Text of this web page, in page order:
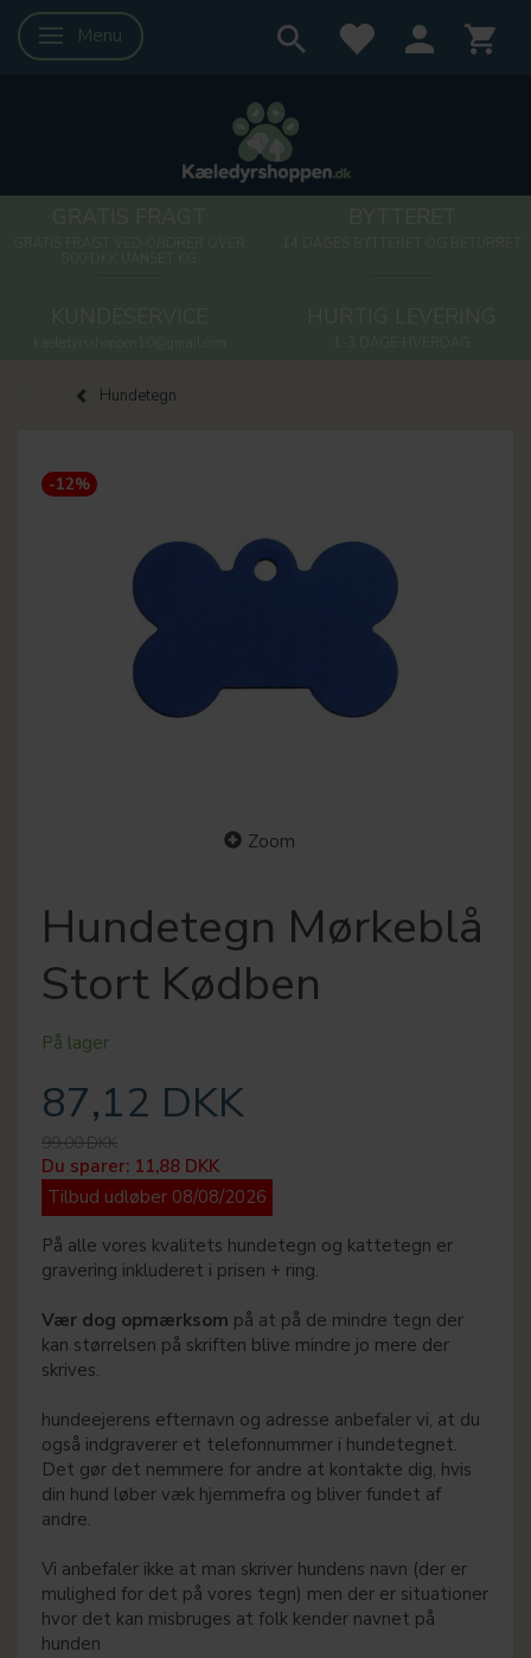
Skifte navigation
Menu
Hundetegn
-12%
Zoom
Hundetegn Mørkeblå
Stort Kødben
På lager
87,12 DKK
99,00 DKK
Du sparer: 11,88 DKK
Tilbud udløber 08/08/2026
På alle vores kvalitets hundetegn og kattetegn er
gravering inkluderet i prisen + ring.
Vær dog opmærksom på at på de mindre tegn der
kan størrelsen på skriften blive mindre jo mere der
skrives.
hundeejerens efternavn og adresse anbefaler vi, at du
også indgraverer et telefonnummer i hundetegnet.
Det gør det nemmere for andre at kontakte dig, hvis
din hund løber væk hjemmefra og bliver fundet af
andre.
Vi anbefaler ikke at man skriver hundens navn (der er
mulighed for det på vores tegn) men der er situationer
hvor det kan misbruges at folk kender navnet på
hunden